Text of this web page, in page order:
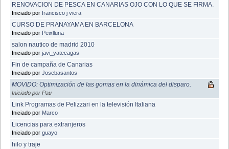
RENOVACION DE PESCA EN CANARIAS OJO CON LO QUE SE FIRMA.
Iniciado por francisco j viera
CURSO DE PRANAYAMA EN BARCELONA
Iniciado por Peixlluna
salon nautico de madrid 2010
Iniciado por javi_yatecagas
Fin de campaña de Canarias
Iniciado por Josebasantos
MOVIDO: Optimización de las gomas en la dinámica del disparo.
Iniciado por Pau
Link Programas de Pelizzari en la televisión Italiana
Iniciado por Marco
Licencias para extranjeros
Iniciado por guayo
hilo y traje